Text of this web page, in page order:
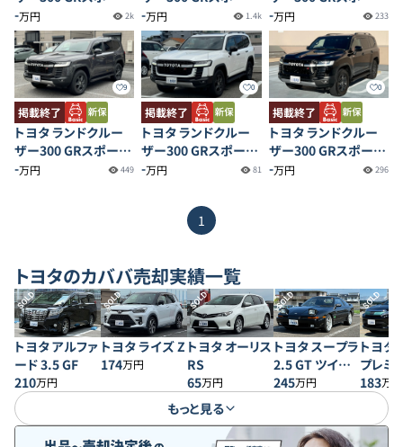
ディーゼルターボ
-万円 2k
ディーゼルターボ
-万円 1.4k
ディーゼルターボ
-万円 233
9
掲載終了
トヨタ ランドクルー
ザー300 GRスポーツ
ディーゼルターボ
-万円 449
0
掲載終了
トヨタ ランドクルー
ザー300 GRスポーツ
ディーゼルターボ
-万円 81
0
掲載終了
トヨタ ランドクルー
ザー300 GRスポーツ
ディーゼルターボ
-万円 296
1
トヨタのカババ売却実績一覧
SOLD
トヨタ アルファ
ード 3.5 GF
210万円
SOLD
トヨタ ライズ Z
174万円
SOLD
トヨタ オーリス
RS
65万円
SOLD
トヨタ スープラ
2.5 GT ツイン
ターボR ワイド
245万円
SOLD
トヨタ
プレミ
183万円
もっと見る